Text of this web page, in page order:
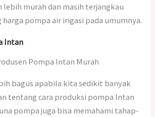
lebih murah dan masih terjangkau
pompa air irigasi pada umumnya.
Intan
bagus apabila kita sedikit banyak
tentang cara produksi pompa Intan
pompa juga bisa memahami tahap-